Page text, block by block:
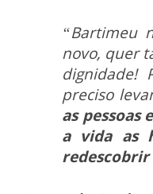
“Bartimeu
novo, quer
dignidade!
preciso
as pessoas
a vida as